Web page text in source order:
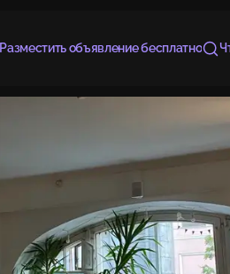
Разместить объявление бесплатно